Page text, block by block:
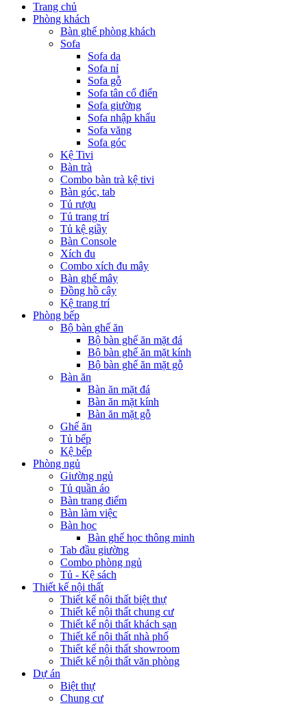
Trang chủ
Phòng khách
Bàn ghế phòng khách
Sofa
Sofa da
Sofa nỉ
Sofa gỗ
Sofa tân cổ điển
Sofa giường
Sofa nhập khẩu
Sofa văng
Sofa góc
Kệ Tivi
Bàn trà
Combo bàn trà kệ tivi
Bàn góc, tab
Tủ rượu
Tủ trang trí
Tủ kệ giầy
Bàn Console
Xích đu
Combo xích đu mây
Bàn ghế mây
Đồng hồ cây
Kệ trang trí
Phòng bếp
Bộ bàn ghế ăn
Bộ bàn ghế ăn mặt đá
Bộ bàn ghế ăn mặt kính
Bộ bàn ghế ăn mặt gỗ
Bàn ăn
Bàn ăn mặt đá
Bàn ăn mặt kính
Bàn ăn mặt gỗ
Ghế ăn
Tủ bếp
Kệ bếp
Phòng ngủ
Giường ngủ
Tủ quần áo
Bàn trang điểm
Bàn làm việc
Bàn học
Bàn ghế học thông minh
Tab đầu giường
Combo phòng ngủ
Tủ - Kệ sách
Thiết kế nội thất
Thiết kế nội thất biệt thự
Thiết kế nội thất chung cư
Thiết kế nội thất khách sạn
Thiết kế nội thất nhà phố
Thiết kế nội thất showroom
Thiết kế nội thất văn phòng
Dự án
Biệt thự
Chung cư